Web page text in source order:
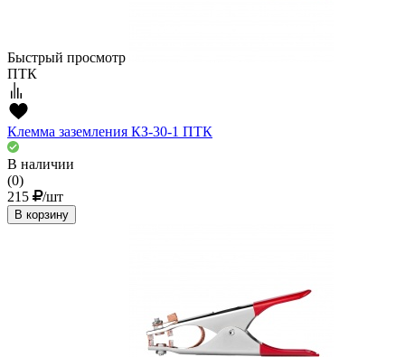
Быстрый просмотр
ПТК
Клемма заземления КЗ-30-1 ПТК
В наличии
(0)
215
/шт
В корзину